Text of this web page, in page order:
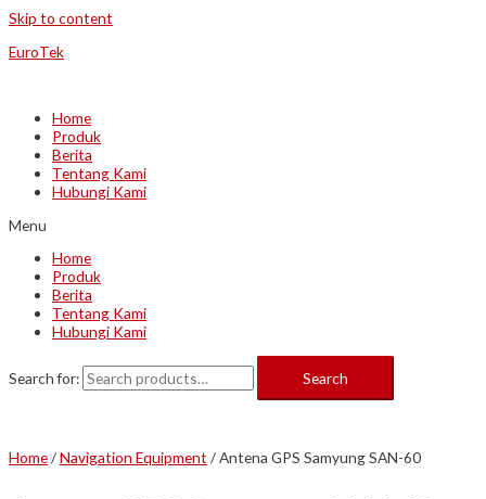
Skip to content
EuroTek
Home
Produk
Berita
Tentang Kami
Hubungi Kami
Menu
Home
Produk
Berita
Tentang Kami
Hubungi Kami
Search for: Search
Home/Navigation Equipment / Antena GPS Samyung SAN-60